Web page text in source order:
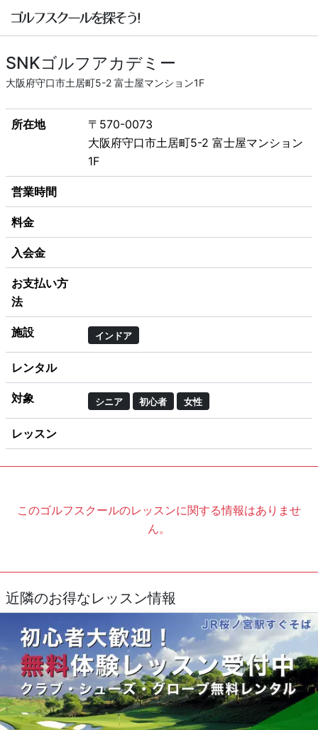
SNKゴルフアカデミー
大阪府守口市土居町5-2 富士屋マンション1F
所在地
〒570-0073
大阪府守口市土居町5-2 富士屋マンション
1F
営業時間
料金
入会金
お支払い方
法
施設 インドア
レンタル
対象 シニア 初心者 女性
レッスン
このゴルフスクールのレッスンに関する情報はありませ
ん。
近隣のお得なレッスン情報